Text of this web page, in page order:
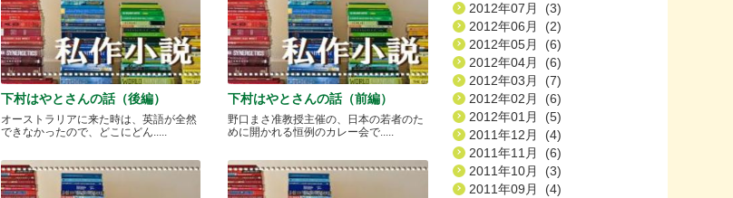
下村はやとさんの話（後編）
オーストラリアに来た時は、英語が全然
できなかったので、どこにどん.....
下村はやとさんの話（前編）
野口まさ准教授主催の、日本の若者のた
めに開かれる恒例のカレー会で.....
2012年07月 (3)
2012年06月 (2)
2012年05月 (6)
2012年04月 (6)
2012年03月 (7)
2012年02月 (6)
2012年01月 (5)
2011年12月 (4)
2011年11月 (6)
2011年10月 (3)
2011年09月 (4)